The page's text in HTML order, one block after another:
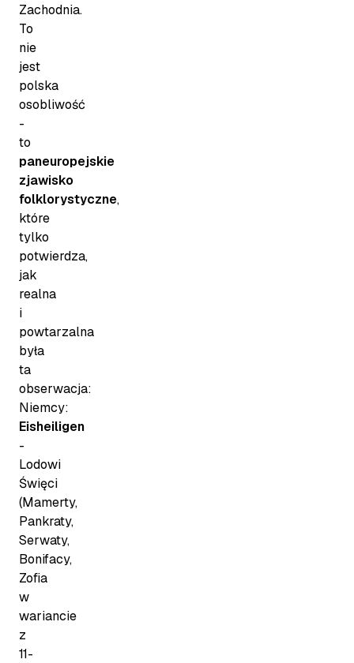
Zachodnia.
To
nie
jest
polska
osobliwość
-
to
paneuropejskie
zjawisko
folklorystyczne,
które
tylko
potwierdza,
jak
realna
i
powtarzalna
była
ta
obserwacja:
Niemcy:
Eisheiligen
-
Lodowi
Święci
(Mamerty,
Pankraty,
Serwaty,
Bonifacy,
Zofia
w
wariancie
z
11-